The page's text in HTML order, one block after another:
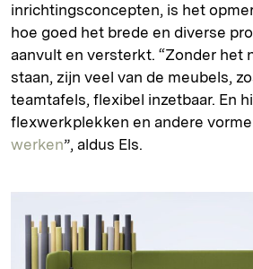
inrichtingsconcepten, is het
hoe goed het brede en diverse
aanvult en versterkt. “Zonder het
staan, zijn veel van de meubels,
teamtafels, flexibel inzetbaar. En
flexwerkplekken en andere
werken”, aldus Els.